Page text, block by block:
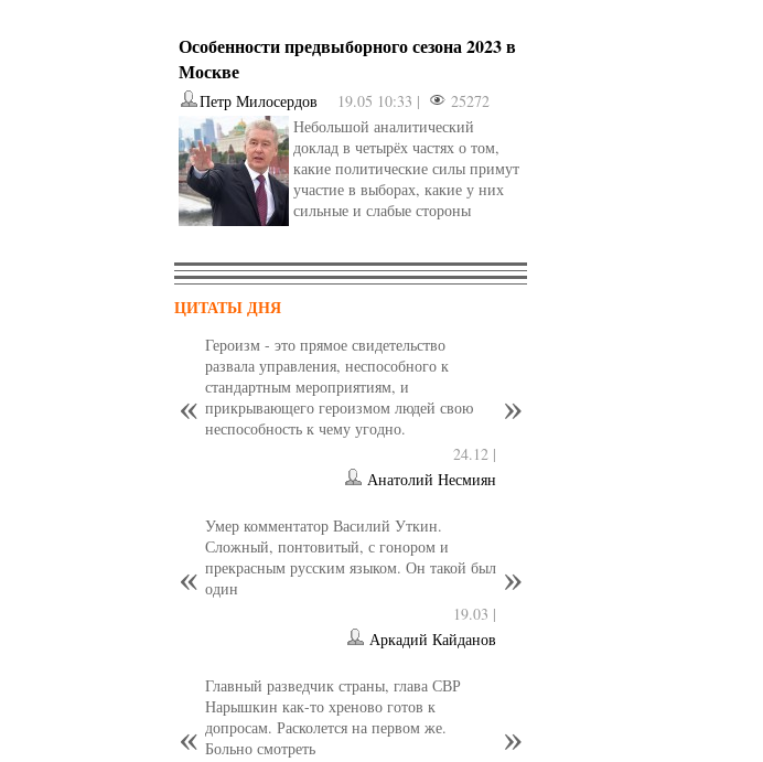
Особенности предвыборного сезона 2023 в
Москве
Петр Милосердов 19.05 10:33 |
25272
Небольшой аналитический
доклад в четырёх частях о том,
какие политические силы примут
участие в выборах, какие у них
сильные и слабые стороны
ЦИТАТЫ ДНЯ
Героизм - это прямое свидетельство
развала управления, неспособного к
стандартным мероприятиям, и
прикрывающего героизмом людей свою
неспособность к чему угодно.
24.12 |
Анатолий Несмиян
Умер комментатор Василий Уткин.
Сложный, понтовитый, с гонором и
прекрасным русским языком. Он такой был
один
19.03 |
Аркадий Кайданов
Главный разведчик страны, глава СВР
Нарышкин как-то хреново готов к
допросам. Расколется на первом же.
Больно смотреть